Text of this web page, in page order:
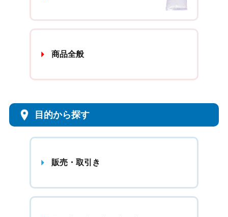
商品全般
目的から探す
販売・取引き